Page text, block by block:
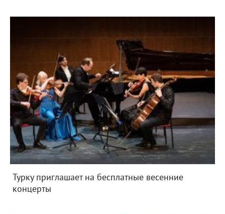
Турку приглашает на бесплатные весенние
концерты